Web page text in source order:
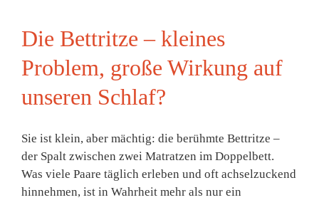
Die Bettritze – kleines
Problem, große Wirkung auf
unseren Schlaf?
Sie ist klein, aber mächtig: die berühmte Bettritze –
der Spalt zwischen zwei Matratzen im Doppelbett.
Was viele Paare täglich erleben und oft achselzuckend
hinnehmen, ist in Wahrheit mehr als nur ein